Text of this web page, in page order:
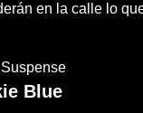
en la calle lo
Suspense
Blue